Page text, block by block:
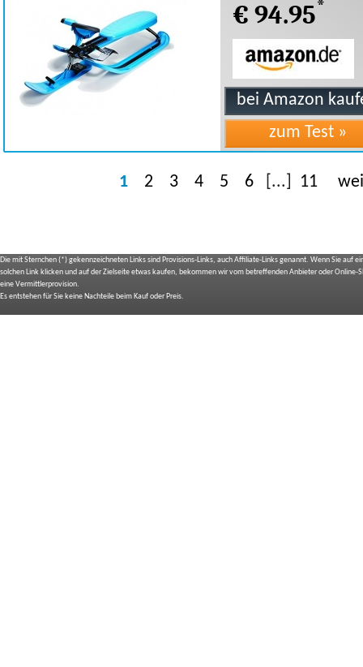
€ 94.95*
1 2 3 4 5 6 [...] 11
Die mit Sternchen (*) gekennzeichneten Links sind Provisions-Links, auch Affiliate-Links genannt. Wenn Sie auf
solchen Link klicken und auf der Zielseite etwas kaufen, bekommen wir vom betreffenden Anbieter oder Online-
eine Vermittlerprovision.
Es entstehen für Sie keine Nachteile beim Kauf oder Preis.